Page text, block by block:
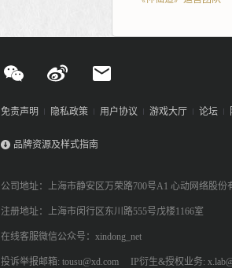
免责声明 隐私政策 用户协议 游戏大厅 论坛
品牌资源及样式指南
公司地址：上海市静安区万荣路700号A1 心动网络股份
注册地址：上海市闵行区东川路555号戊楼1166室
在线客服微信公众号：xindong_net
投诉举报邮箱: tousu@xd.com IP衍生&授权业务: